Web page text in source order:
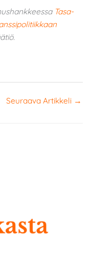
Tasa-
Seuraava Artikkeli →